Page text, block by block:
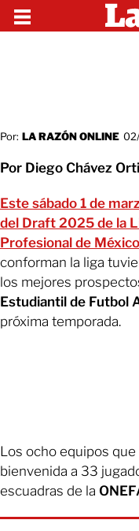
Por: LA RAZÓN ONLINE
Por Diego Chávez
Este sábado 1 de
del Draft 2025 de la
Profesional de
conforman la liga
los mejores
Estudiantil de Futbol
próxima temporada.
Los ocho equipos
bienvenida a 33
escuadras de la